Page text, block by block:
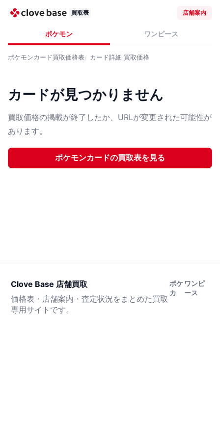
買取表 店舗案内
ポケモン ワンピース
ポケモンカード買取価格表 カード詳細 買取価格
カードが見つかりません
買取価格の掲載が終了したか、URLが変更された可能性が
あります。
ポケモンカードの買取表を見る
Clove Base 店舗買取
価格表・店舗案内・査定状況をまとめた買取
専用サイトです。
ポケ
カ
ワンピ
ース